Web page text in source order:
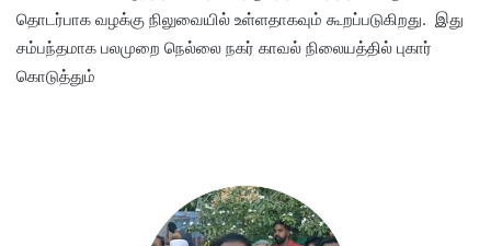
தொடர்பாக வழக்கு நிலுவையில் உள்ளதாகவும் கூறப்படுகிறது. இது
சம்பந்தமாக பலமுறை நெல்லை நகர் காவல் நிலையத்தில் புகார்
கொடுத்தும்